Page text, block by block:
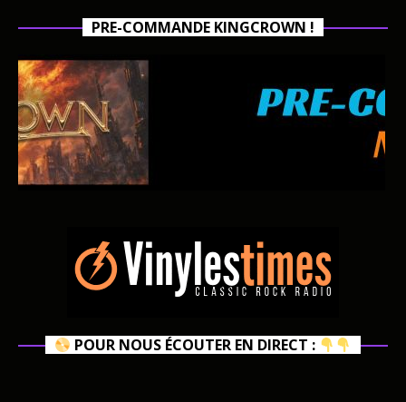
PRE-COMMANDE KINGCROWN !
POUR NOUS ÉCOUTER EN DIRECT :